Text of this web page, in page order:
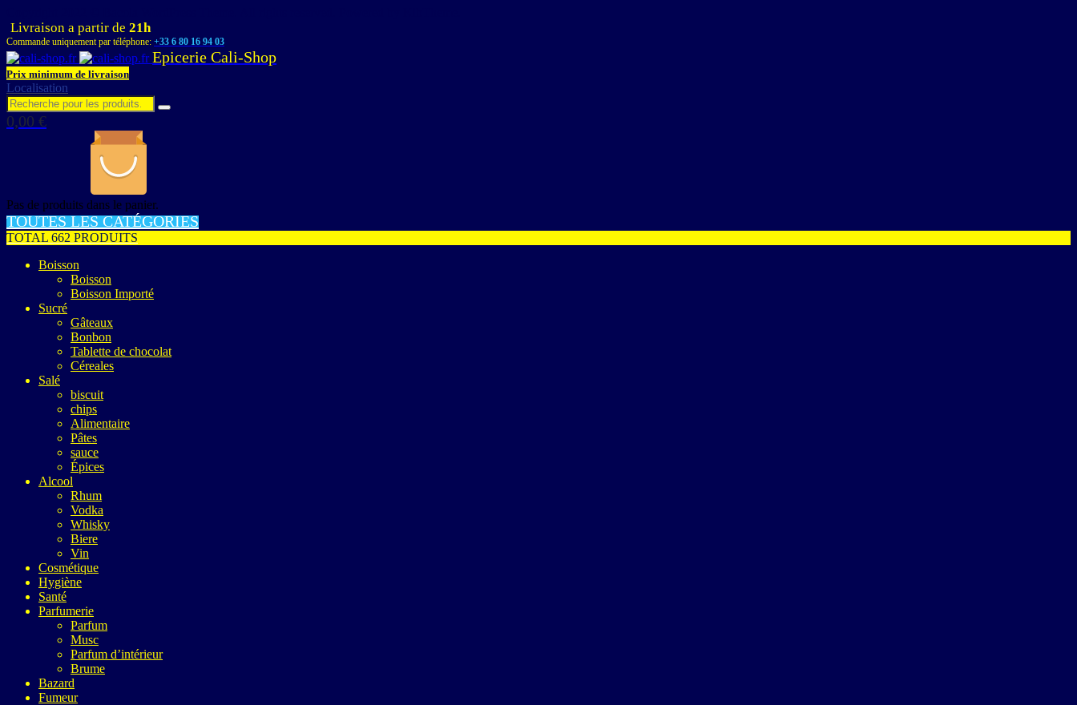
Livraison a partir de 21h
Commande uniquement par téléphone: +33 6 80 16 94 03
Epicerie Cali-Shop
Prix minimum de livraison
Localisation
0,00 €
Pas de produits dans le panier.
TOUTES LES CATÉGORIES
TOTAL 662 PRODUITS
Boisson
Boisson
Boisson Importé
Sucré
Gâteaux
Bonbon
Tablette de chocolat
Céreales
Salé
biscuit
chips
Alimentaire
Pâtes
sauce
Épices
Alcool
Rhum
Vodka
Whisky
Biere
Vin
Cosmétique
Hygiène
Santé
Parfumerie
Parfum
Musc
Parfum d’intérieur
Brume
Bazard
Fumeur